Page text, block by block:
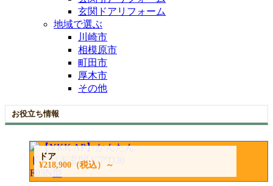
玄関ドアリフォーム
地域で選ぶ
川崎市
相模原市
町田市
厚木市
その他
お役立ち情報
ドア
¥218,900（税込）～